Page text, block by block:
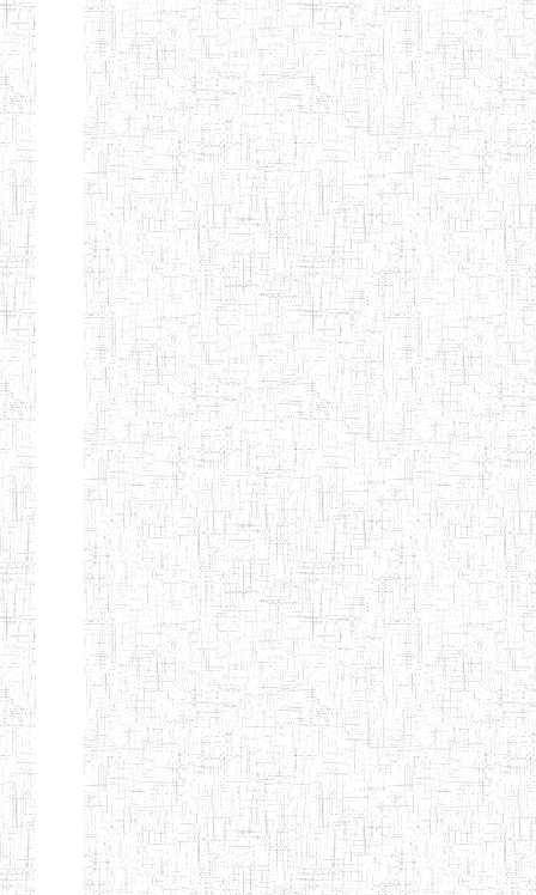
SAINT
ANDREW'S BTTC
28/12/2007 ENIEG
MODEL
INCLUSIVE
BILINGUAL
TEACHER
TRAINING
INSTITUTE
08/09/2015 ENIEG
CEFED/SPED/TTI
SANTA
17/11/2008 ENIEG
PTTC MBENGWI 06/08/1990 ENIEG
FULL GOSPEL
BTTC MBENGWI
02/10/1998 ENIEG
BAPTIST
TEACHERS
TRAINING
COLLEGE
08/08/1983 ENIEG
KENCHOLIA
TEACHER'S
TRAINING
15/09/2015 ENIEG